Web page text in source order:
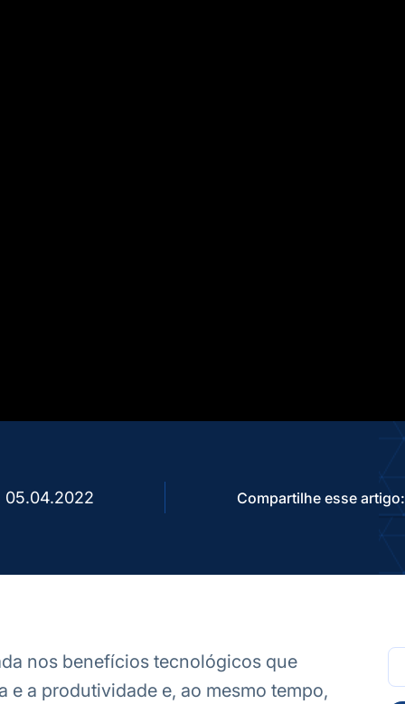
05.04.2022 Compartilhe esse artigo:
nos benefícios tecnológicos que
e a produtividade e, ao mesmo tempo,